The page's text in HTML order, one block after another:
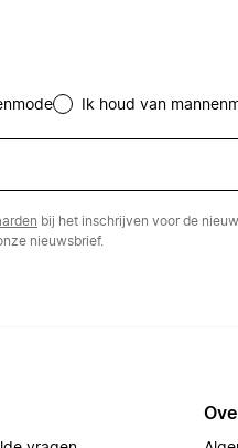
Ik houd van
bij het inschrijven voor de
nieuwsbrief.